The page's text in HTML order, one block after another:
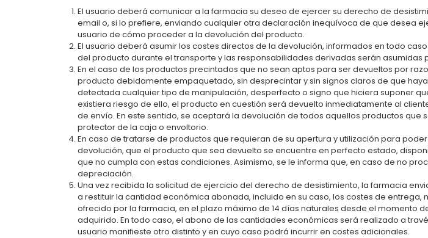
El usuario deberá comunicar a la farmacia su deseo de ejercer su derecho de
email o, si lo prefiere, enviando cualquier otra declaración inequívoca de que desea
usuario de cómo proceder a la devolución del producto.
El usuario deberá asumir los costes directos de la devolución, informados en todo
del producto durante el transporte y las responsabilidades derivadas serán asumidas
En el caso de los productos precintados que no sean aptos para ser devueltos por
producto debidamente empaquetado, sin desprecintar y sin signos claros de que
detectada cualquier tipo de manipulación, desperfecto o signo que hiciera suponer
existiera riesgo de ello, el producto en cuestión será devuelto inmediatamente al
de envío. En este sentido, se aceptará la devolución de todos aquellos productos
protector de la caja o envoltorio.
En caso de tratarse de productos que requieran de su apertura y utilización para
devolución, que el producto que sea devuelto se encuentre en perfecto estado,
que no cumpla con estas condiciones. Asimismo, se le informa que, en caso de no
depreciación.
Una vez recibida la solicitud de ejercicio del derecho de desistimiento, la farmacia
a restituir la cantidad económica abonada, incluido en su caso, los costes de
ofrecido por la farmacia, en el plazo máximo de 14 días naturales desde el momento
adquirido. En todo caso, el abono de las cantidades económicas será realizado a
usuario manifieste otro distinto y en cuyo caso podrá incurrir en costes adicionales.